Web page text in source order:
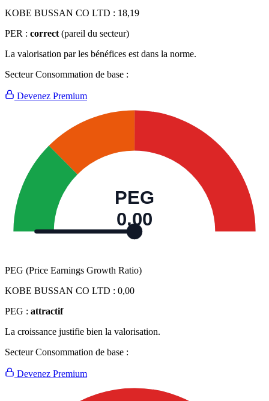
KOBE BUSSAN CO LTD : 18,19
PER : correct (pareil du secteur)
La valorisation par les bénéfices est dans la norme.
Secteur Consommation de base :
Devenez Premium
PEG
0,00
PEG (Price Earnings Growth Ratio)
KOBE BUSSAN CO LTD : 0,00
PEG : attractif
La croissance justifie bien la valorisation.
Secteur Consommation de base :
Devenez Premium